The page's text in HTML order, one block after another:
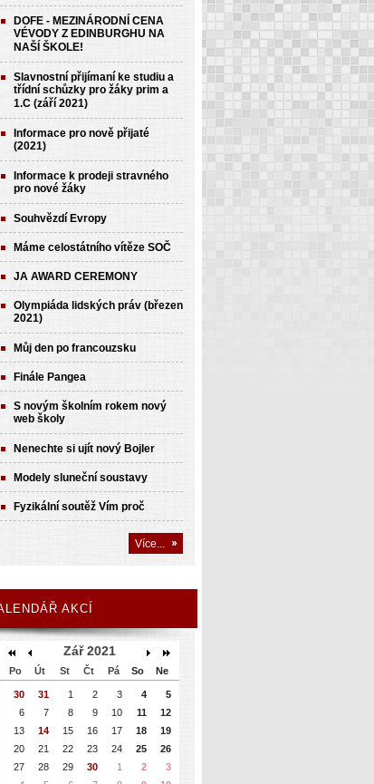
DOFE - MEZINÁRODNÍ CENA
VÉVODY Z EDINBURGHU NA
NAŠÍ ŠKOLE!
Slavnostní přijímaní ke studiu a
třídní schůzky pro žáky prim a
1.C (září 2021)
Informace pro nově přijaté
(2021)
Informace k prodeji stravného
pro nové žáky
Souhvězdí Evropy
Máme celostátního vítěze SOČ
JA AWARD CEREMONY
Olympiáda lidských práv (březen
2021)
Můj den po francouzsku
Finále Pangea
S novým školním rokem nový
web školy
Nenechte si ujít nový Bojler
Modely sluneční soustavy
Fyzikální soutěž Vím proč
Více...
AKCÍ
Zář 2021
Po Út St Čt Pá So Ne
30 31 1 2 3 4
5
6
7 8 9 10 11
12
13
14 15 16 17 18
19
20
21 22 23 24 25
26
27
28 29 30 1 2
3